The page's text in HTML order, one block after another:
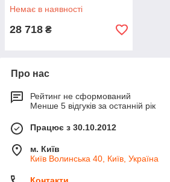
Немає в наявності
28 718 ₴
Про нас
Рейтинг не сформований
Менше 5 відгуків за останній рік
Працює з 30.10.2012
м. Київ
Київ Волинська 40, Київ, Україна